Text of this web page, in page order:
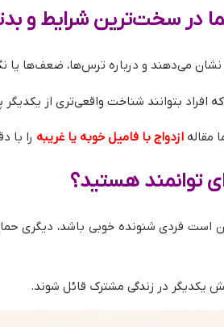
در سخت‌ترین شرایط و
می‌دهند و درباره ترس‌ها، ضعف‌ها یا
افراد بتوانند شناخت واقعی‌تری از
مقاله ازدواج با فامیل خوبه یا غریبه را با
توانمند هستید؟
است فردی شنونده خوبی باشد، دیگری
در زندگی مشترک قائل شوند.